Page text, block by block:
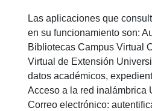
Las aplicaciones que
en su funcionamiento son:
Bibliotecas Campus Virtual
Virtual de Extensión
datos académicos,
Acceso a la red inalámbrica
Correo electrónico: